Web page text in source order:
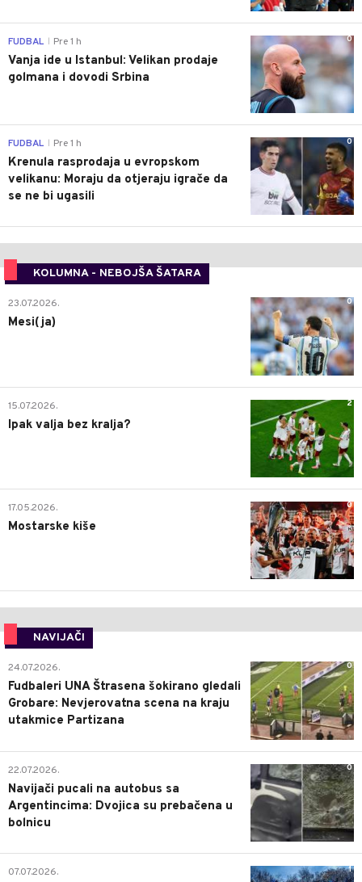
0
FUDBAL Pre 1 h
Vanja ide u Istanbul: Velikan prodaje
golmana i dovodi Srbina
0
FUDBAL Pre 1 h
Krenula rasprodaja u evropskom
velikanu: Moraju da otjeraju igrače da
se ne bi ugasili
KOLUMNA - NEBOJŠA ŠATARA
0
23.07.2026.
Mesi(ja)
2
15.07.2026.
Ipak valja bez kralja?
0
17.05.2026.
Mostarske kiše
NAVIJAČI
0
24.07.2026.
Fudbaleri UNA Štrasena šokirano gledali
Grobare: Nevjerovatna scena na kraju
utakmice Partizana
0
22.07.2026.
Navijači pucali na autobus sa
Argentincima: Dvojica su prebačena u
bolnicu
1
07.07.2026.